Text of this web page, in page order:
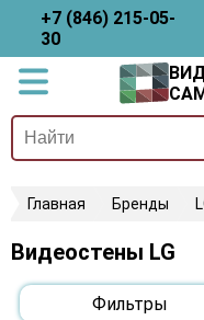
+7 (846) 215-05-
30
Главная Бренды
Видеостены LG
Фильтры